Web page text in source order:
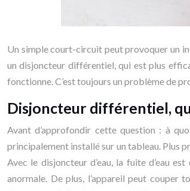
Un simple court-circuit peut provoquer un
un disjoncteur différentiel, qui est plus
fonctionne. C’est toujours un problème de
Disjoncteur différentiel,
Avant d’approfondir cette question : à
principalement installé sur un tableau. Plus
Avec le disjoncteur d’eau, la fuite d’eau
anormale. De plus, l’appareil peut